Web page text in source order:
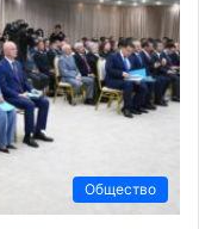
Общество